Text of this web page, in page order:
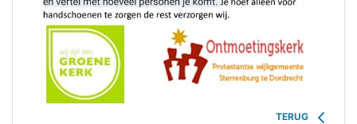
TERUG